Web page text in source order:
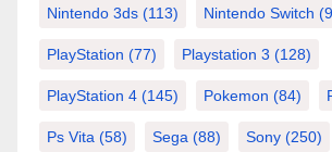
Nintendo 3ds (113) Nintendo Switch
PlayStation (77) Playstation 3 (128)
PlayStation 4 (145) Pokemon (84)
Ps Vita (58) Sega (88) Sony (250)